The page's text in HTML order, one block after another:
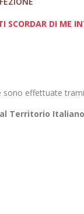
SCORDAR DI ME
sono effettuate
Territorio Italiano